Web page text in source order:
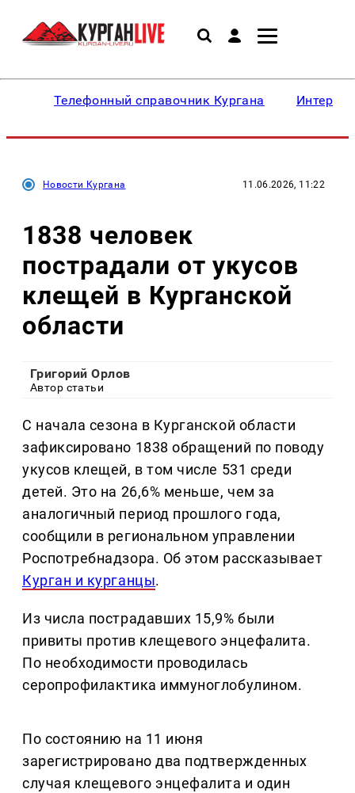
Телефонный справочник Кургана
Новости Кургана 11.06.2026, 11:22
1838 человек
пострадали от укусов
клещей в Курганской
области
Григорий Орлов
Автор статьи
С начала сезона в Курганской области
зафиксировано 1838 обращений по поводу
укусов клещей, в том числе 531 среди
детей. Это на 26,6% меньше, чем за
аналогичный период прошлого года,
сообщили в региональном управлении
Роспотребнадзора. Об этом рассказывает
Курган и курганцы.
Из числа пострадавших 15,9% были
привиты против клещевого энцефалита.
По необходимости проводилась
серопрофилактика иммуноглобулином.
По состоянию на 11 июня
зарегистрировано два подтвержденных
случая клещевого энцефалита и один